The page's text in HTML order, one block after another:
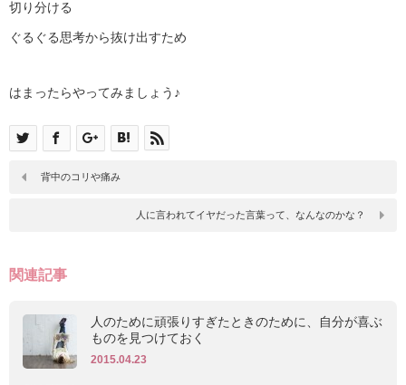
切り分ける
ぐるぐる思考から抜け出すため
はまったらやってみましょう♪
背中のコリや痛み
人に言われてイヤだった言葉って、なんなのかな？
関連記事
人のために頑張りすぎたときのために、自分が喜ぶ
ものを見つけておく
2015.04.23